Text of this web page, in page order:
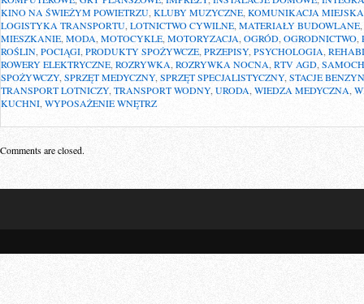
KINO NA ŚWIEŻYM POWIETRZU KLUBY MUZYCZNE KOMUNIKACJA MIEJSKA
LOGISTYKA TRANSPORTU, LOTNICTWO CYWILNE MATERIAŁY BUDOWLANE,
MIESZKANIE MODA MOTOCYKLE MOTORYZACJA OGRÓD OGRODNICTWO
ROŚLIN POCIĄGI PRODUKTY SPOŻYWCZE PRZEPISY, PSYCHOLOGIA,
ROWERY ELEKTRYCZNE ROZRYWKA, ROZRYWKA NOCNA, RTV AGD,
SPOŻYWCZY, SPRZĘT MEDYCZNY, SPRZĘT SPECJALISTYCZNY, STACJE
TRANSPORT LOTNICZY, TRANSPORT WODNY, URODA WIEDZA MEDYCZNA
KUCHNI, WYPOSAŻENIE WNĘTRZ
Comments are closed.